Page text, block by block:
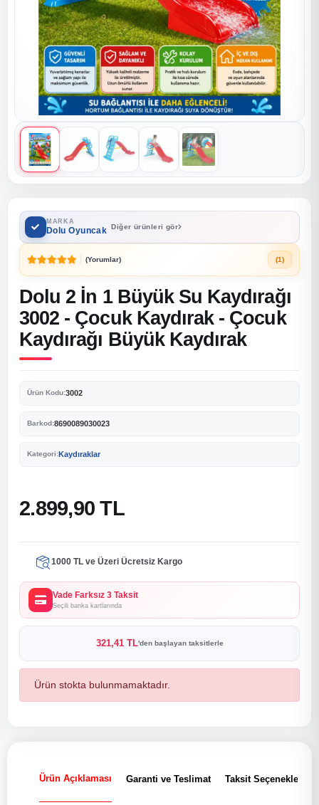
MARKA
Dolu Oyuncak Diğer ürünleri gör
(Yorumlar) (1)
Dolu 2 İn 1 Büyük Su Kaydırağı
3002 - Çocuk Kaydırak - Çocuk
Kaydırağı Büyük Kaydırak
Ürün Kodu:3002
Barkod:8690089030023
Kategori:Kaydıraklar
2.899,90 TL
1000 TL ve Üzeri Ücretsiz Kargo
Vade Farksız 3 Taksit
Seçili banka kartlarında
321,41 TL'den başlayan taksitlerle
Ürün stokta bulunmamaktadır.
Ürün Açıklaması Garanti ve Teslimat Taksit Seçenekleri